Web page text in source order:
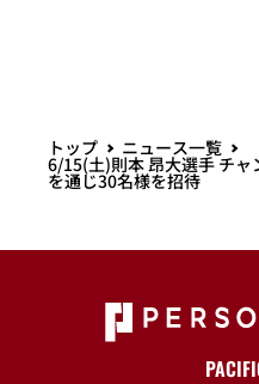
トップ ニュース一覧
6/15(土)則本 昂大選手 チ
を通じ30名様を招待